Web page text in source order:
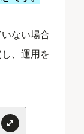
ない場合
、運用を